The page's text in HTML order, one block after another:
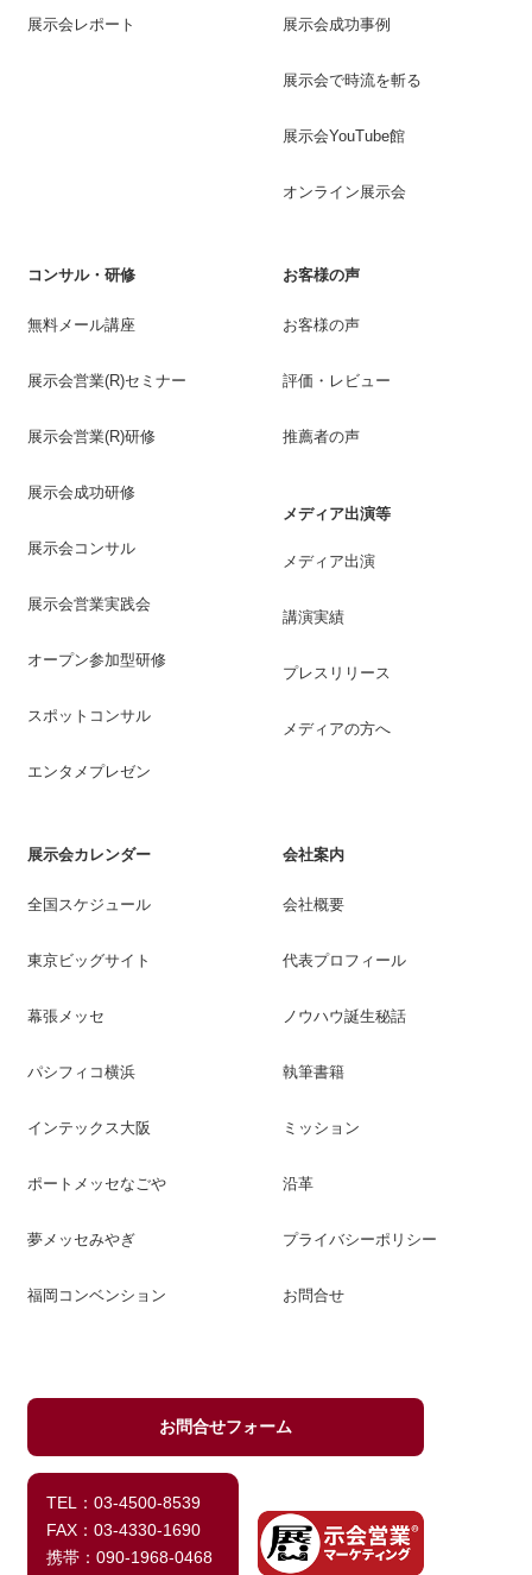
展示会レポート 展示会成功事例
展示会で時流を斬る
展示会YouTube館
オンライン展示会
コンサル・研修
無料メール講座
展示会営業(R)セミナー
展示会営業(R)研修
展示会成功研修
展示会コンサル
展示会営業実践会
オープン参加型研修
スポットコンサル
エンタメプレゼン
お客様の声
お客様の声
評価・レビュー
推薦者の声
メディア出演等
メディア出演
講演実績
プレスリリース
メディアの方へ
展示会カレンダー
全国スケジュール
東京ビッグサイト
幕張メッセ
パシフィコ横浜
インテックス大阪
ポートメッセなごや
夢メッセみやぎ
福岡コンベンション
会社案内
会社概要
代表プロフィール
ノウハウ誕生秘話
執筆書籍
ミッション
沿革
プライバシーポリシー
お問合せ
お問合せフォーム
TEL：03-4500-8539
FAX：03-4330-1690
携帯：090-1968-0468